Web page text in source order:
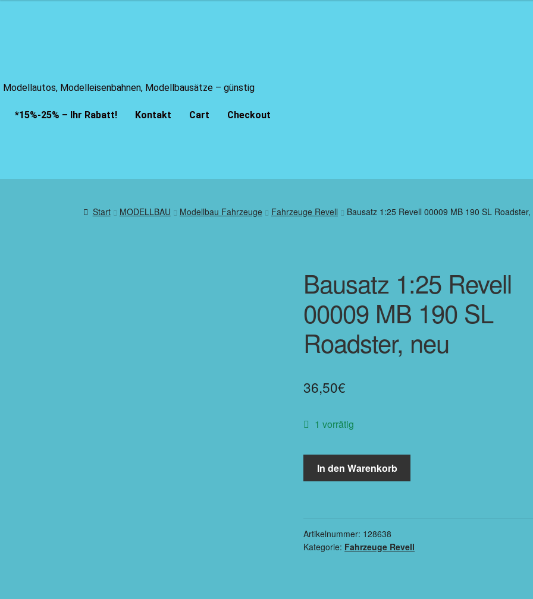
Modellautos, Modelleisenbahnen, Modellbausätze – günstig
*15%-25% – Ihr Rabatt! Kontakt Cart Checkout
Start MODELLBAU Modellbau Fahrzeuge Fahrzeuge Revell Bausatz 1:25 Revell 00009 MB 190 SL
Bausatz 1:25 Revell
00009 MB 190 SL
Roadster, neu
36,50€
1 vorrätig
In den Warenkorb
Artikelnummer: 128638
Kategorie: Fahrzeuge Revell